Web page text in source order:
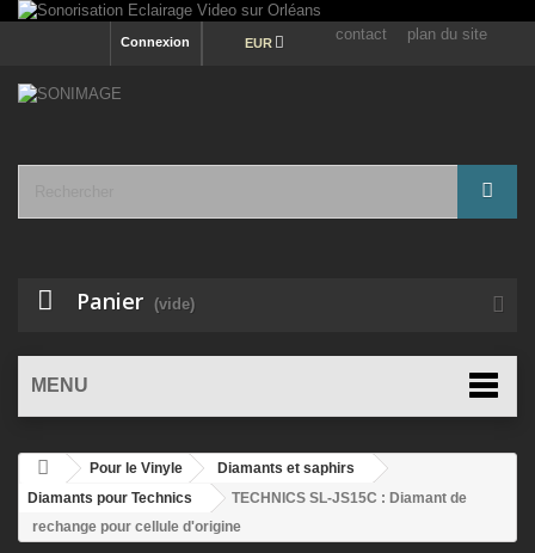
contact plan du site
EUR
Connexion
Panier (vide)
MENU
Pour le Vinyle
Diamants et saphirs
Diamants pour Technics
TECHNICS SL-JS15C : Diamant de
rechange pour cellule d'origine